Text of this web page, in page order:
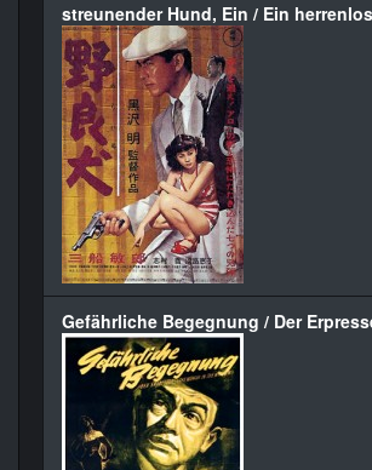
streunender Hund, Ein / Ein
Gefährliche Begegnung / Der